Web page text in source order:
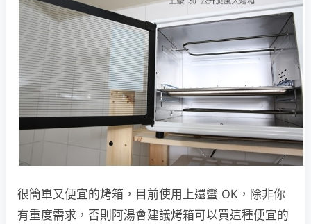
很簡單又便宜的烤箱，目前使用上還蠻 OK，除非你
有重度需求，否則阿湯會建議烤箱可以買這種便宜的